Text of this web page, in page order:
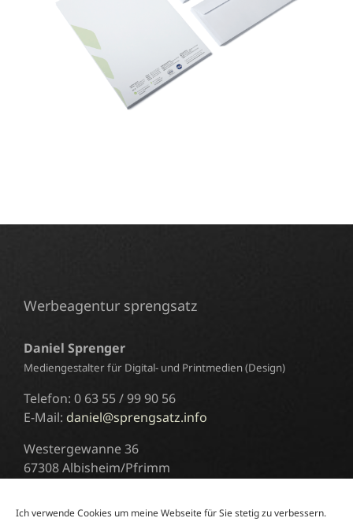
Ich verwende Cookies um meine Webseite für Sie stetig zu verbessern.
Werbeagentur sprengsatz
Daniel Sprenger
Mediengestalter für Digital- und Printmedien (Design)
Telefon: 0 63 55 / 99 90 56
E-Mail: daniel@sprengsatz.info
Westergewanne 36
67308 Albisheim/Pfrimm